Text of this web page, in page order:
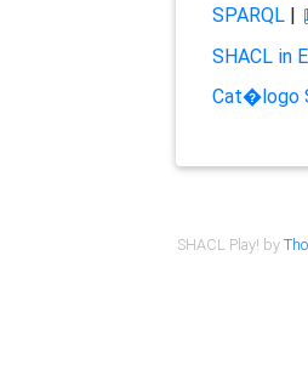
SPARQL|
SHACL in
Cat�logo
SHACL Play! by